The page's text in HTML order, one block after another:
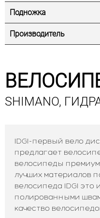
Подножка
Производитель
SHIMANO,
IDGI-первый вело
предлагает
велосипеды премиум
лучших материалов
велосипеда IDGI
полированными
качество